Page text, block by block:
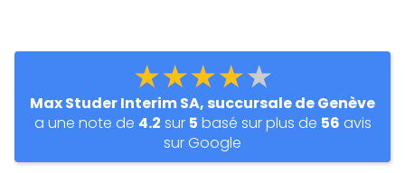
★★★★★
Max Studer Interim SA, succursale de Genève
a une note de 4.2 sur 5 basé sur plus de 56 avis
sur Google